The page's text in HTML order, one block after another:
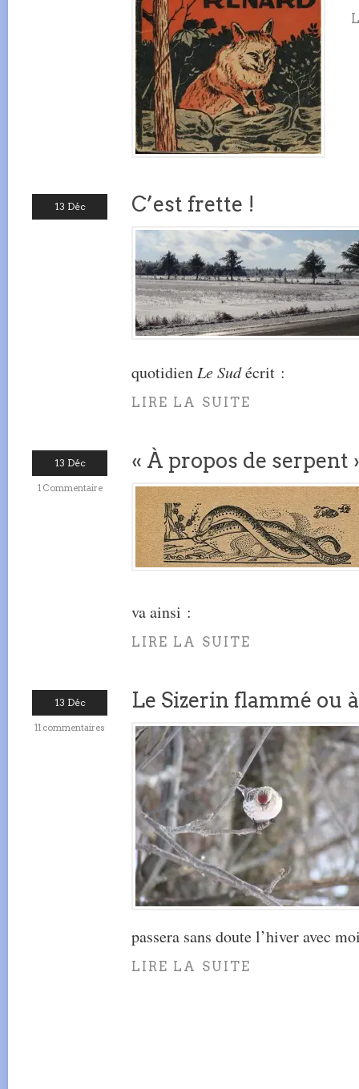
13 Déc C’est frette !
quotidien Le Sudécrit :
LIRE LA SUITE
13 Déc
1 Commentaire
« À propos de serpent
va ainsi :
LIRE LA SUITE
13 Déc
11 commentaires
Le Sizerin flammé ou
passera sans doute l’hiver avec
LIRE LA SUITE